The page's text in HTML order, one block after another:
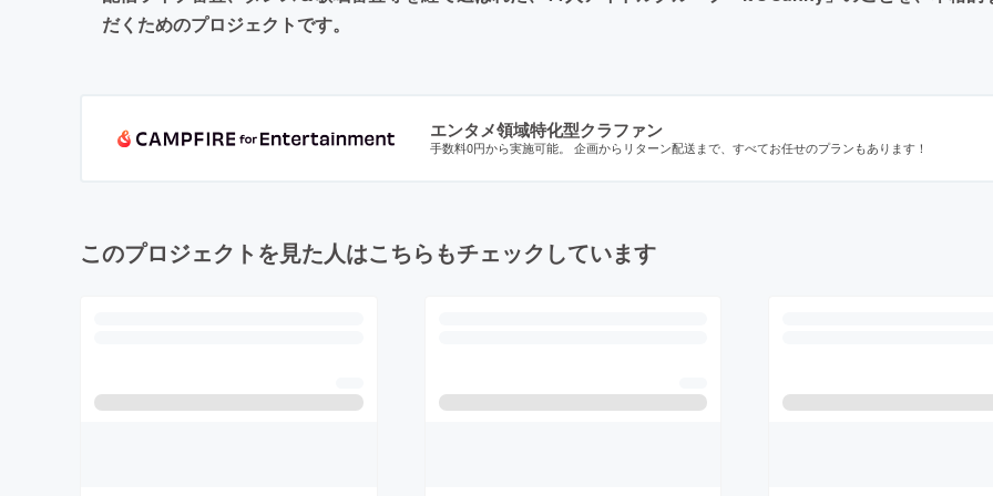
だくためのプロジェクトです。
エンタメ領域特化型クラファン
手数料0円から実施可能。 企画からリターン配送まで、すべてお任せのプランもあります！
このプロジェクトを見た人はこちらもチェックしています